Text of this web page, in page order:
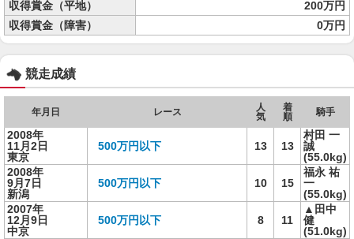
収得賞金（平地）
200万円
収得賞金（障害）
0万円
競走成績
年月日 レース
人
気
着
順
騎手
2008年
11月2日
東京
500万円以下 13 13
村田 一
誠
(55.0kg)
2008年
9月7日
新潟
500万円以下 10 15
福永 祐
一
(55.0kg)
2007年
12月9日
中京
500万円以下 8 11
▲田中
健
(51.0kg)